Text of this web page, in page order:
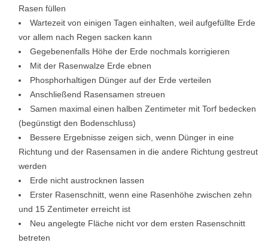
Rasen füllen
Wartezeit von einigen Tagen einhalten, weil aufgefüllte Erde
vor allem nach Regen sacken kann
Gegebenenfalls Höhe der Erde nochmals korrigieren
Mit der Rasenwalze Erde ebnen
Phosphorhaltigen Dünger auf der Erde verteilen
Anschließend Rasensamen streuen
Samen maximal einen halben Zentimeter mit Torf bedecken
(begünstigt den Bodenschluss)
Bessere Ergebnisse zeigen sich, wenn Dünger in eine
Richtung und der Rasensamen in die andere Richtung gestreut
werden
Erde nicht austrocknen lassen
Erster Rasenschnitt, wenn eine Rasenhöhe zwischen zehn
und 15 Zentimeter erreicht ist
Neu angelegte Fläche nicht vor dem ersten Rasenschnitt
betreten